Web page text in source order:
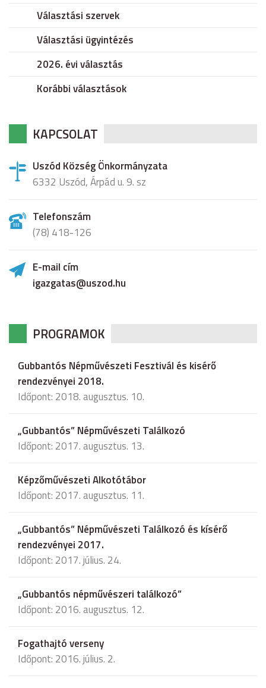
Választási szervek
Választási ügyintézés
2026. évi választás
Korábbi választások
KAPCSOLAT
Uszód Község Önkormányzata
6332 Uszód, Árpád u. 9. sz
Telefonszám
(78) 418-126
E-mail cím
igazgatas@uszod.hu
PROGRAMOK
Gubbantós Népművészeti Fesztivál és kisérő
rendezvényei 2018.
Időpont: 2018. augusztus. 10.
„Gubbantós” Népművészeti Találkozó
Időpont: 2017. augusztus. 13.
Képzőművészeti Alkotótábor
Időpont: 2017. augusztus. 11.
„Gubbantós” Népművészeti Találkozó és kísérő
rendezvényei 2017.
Időpont: 2017. július. 24.
„Gubbantós népművészeri találkozó”
Időpont: 2016. augusztus. 12.
Fogathajtó verseny
Időpont: 2016. július. 2.